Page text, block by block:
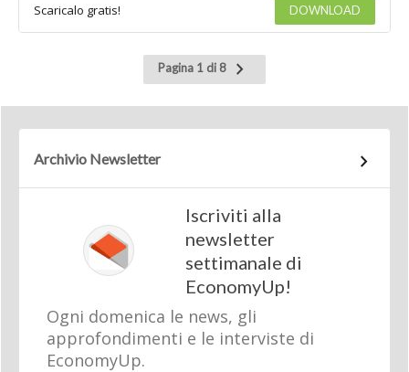
Scaricalo gratis! DOWNLOAD
Pagina 1 di 8
Pagina
successiva
Archivio Newsletter
Iscriviti alla
newsletter
settimanale di
EconomyUp!
Ogni domenica le news, gli
approfondimenti e le interviste di
EconomyUp.